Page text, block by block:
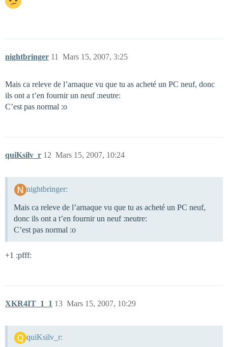
nightbringer Mars 15, 2007, 3:25
11
Mais ca releve de l’arnaque vu que tu as acheté un PC neuf, donc
ils ont a t’en fournir un neuf :neutre:
C’est pas normal :o
quiKsilv_r Mars 15, 2007, 10:24
12
nightbringer:
Mais ca releve de l’arnaque vu que tu as acheté un PC neuf,
donc ils ont a t’en fournir un neuf :neutre:
C’est pas normal :o
+1 :pfff:
XKR4IT_1_1 Mars 15, 2007, 10:29
13
quiKsilv_r: